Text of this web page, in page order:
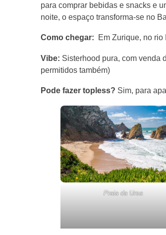
para comprar bebidas e snacks e
noite, o espaço transforma-se no
Como chegar: Em Zurique, no
Vibe: Sisterhood pura, com venda
permitidos também)
Pode fazer topless? Sim, para
Praia da Ursa